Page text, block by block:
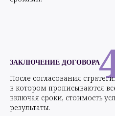
ЗАКЛЮЧЕНИЕ ДОГОВОРА
После согласования
в котором прописываются
включая сроки, стоимость
результаты.